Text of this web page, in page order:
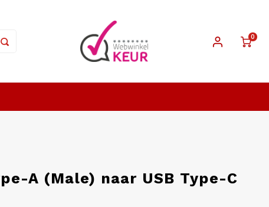
0
A (Male) naar USB Type-C